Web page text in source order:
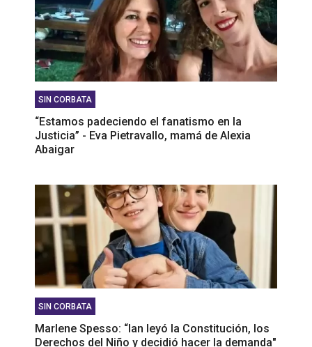
SIN CORBATA
“Estamos padeciendo el fanatismo en la
Justicia” - Eva Pietravallo, mamá de Alexia
Abaigar
SIN CORBATA
Marlene Spesso: “Ian leyó la Constitución, los
Derechos del Niño y decidió hacer la demanda"